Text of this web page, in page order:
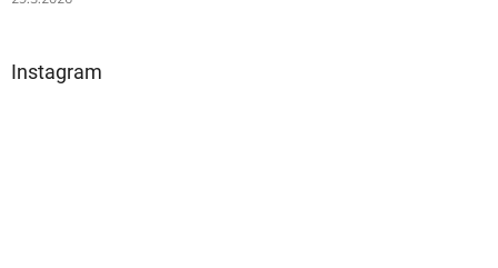
Instagram